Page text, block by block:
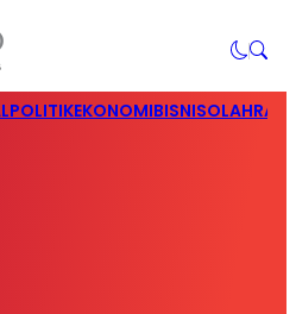
POLITIKEKONOMIBISNIS